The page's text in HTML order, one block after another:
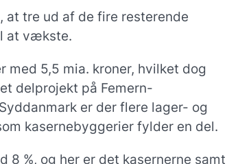
tre ud af de fire resterende
at vækste.
med 5,5 mia. kroner, hvilket dog
delprojekt på Femern-
er der flere lager- og
kasernebyggerier fylder en del.
8 %, og her er det kasernerne samt